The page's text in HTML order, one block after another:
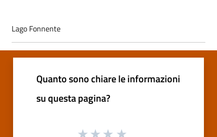
Lago Fonnente
Quanto sono chiare le informazioni
su questa pagina?